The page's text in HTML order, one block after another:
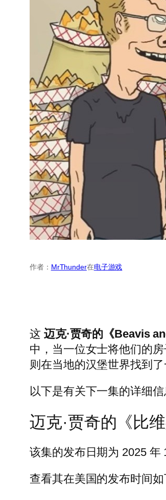
作者： MrThunder在电子游戏
这 迈克·贾奇的《Beavis
中，当一位女士将他们的
则在当地的汉堡世界找到了
以下是有关下一集的详细信
迈克·贾奇的《比
该集的发布日期为 2025 年
查看其在美国的发布时间如